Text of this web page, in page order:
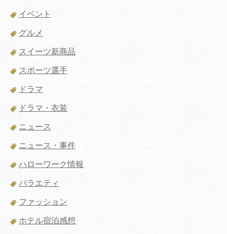
イベント
グルメ
スイーツ新商品
スポーツ選手
ドラマ
ドラマ・衣装
ニュース
ニュース・事件
ハローワーク情報
バラエティ
ファッション
ホテル宿泊感想